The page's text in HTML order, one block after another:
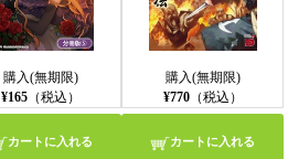
購入(無期限)
¥165（税込）
カートに入れる
購入(無期限)
¥770（税込）
カートに入れる